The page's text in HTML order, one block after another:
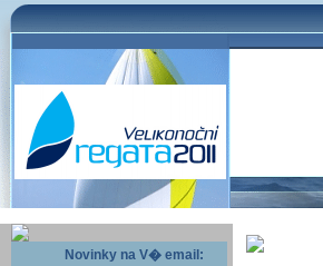
Novinky na V� email: